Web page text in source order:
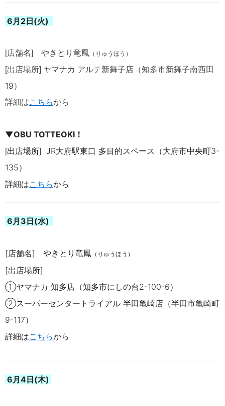
6月2日(火)
[店舗名] やきとり竜鳳 （りゅうほう）
[出店場所] ヤマナカ アルテ新舞子店（知多市新舞子南西田
19）
詳細はこちらから
▼OBU TOTTEOKI！
[出店場所]
JR大府駅東口 多目的スペース（大府市中央町3-
135）
詳細はこちらから
6月3日(水)
[店舗名] やきとり竜鳳 （りゅうほう）
[出店場所]
①ヤマナカ 知多店（知多市にしの台2-100-6）
②スーパーセンタートライアル 半田亀崎店（半田市亀崎町
9-117）
詳細はこちらから
6月4日(木)